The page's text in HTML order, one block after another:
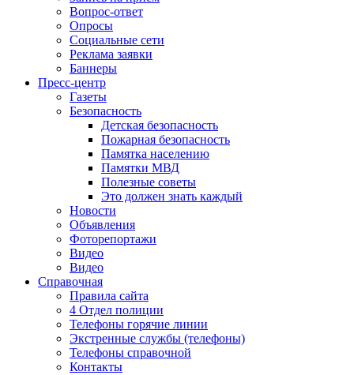
Вопрос-ответ
Опросы
Социальные сети
Реклама заявки
Баннеры
Пресс-центр
Газеты
Безопасность
Детская безопасность
Пожарная безопасность
Памятка населению
Памятки МВД
Полезные советы
Это должен знать каждый
Новости
Объявления
Фоторепортажи
Видео
Видео
Справочная
Правила сайта
4 Отдел полиции
Телефоны горячие линии
Экстренные службы (телефоны)
Телефоны справочной
Контакты